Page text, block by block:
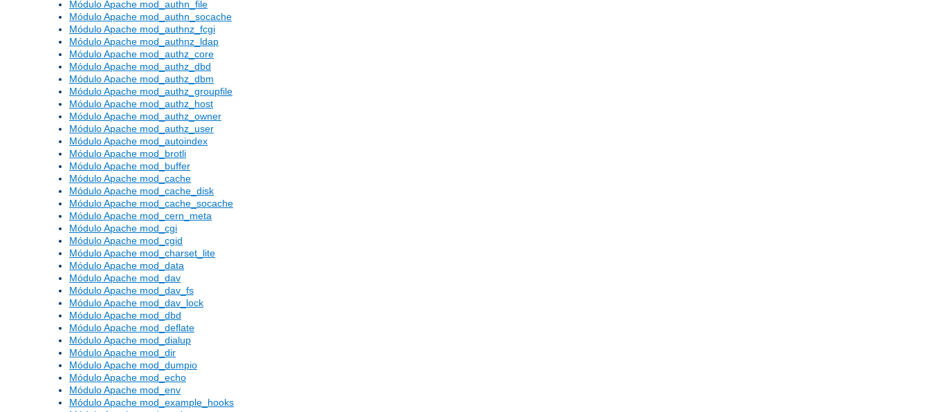
Módulo Apache mod_authn_file
Módulo Apache mod_authn_socache
Módulo Apache mod_authnz_fcgi
Módulo Apache mod_authnz_ldap
Módulo Apache mod_authz_core
Módulo Apache mod_authz_dbd
Módulo Apache mod_authz_dbm
Módulo Apache mod_authz_groupfile
Módulo Apache mod_authz_host
Módulo Apache mod_authz_owner
Módulo Apache mod_authz_user
Módulo Apache mod_autoindex
Módulo Apache mod_brotli
Módulo Apache mod_buffer
Módulo Apache mod_cache
Módulo Apache mod_cache_disk
Módulo Apache mod_cache_socache
Módulo Apache mod_cern_meta
Módulo Apache mod_cgi
Módulo Apache mod_cgid
Módulo Apache mod_charset_lite
Módulo Apache mod_data
Módulo Apache mod_dav
Módulo Apache mod_dav_fs
Módulo Apache mod_dav_lock
Módulo Apache mod_dbd
Módulo Apache mod_deflate
Módulo Apache mod_dialup
Módulo Apache mod_dir
Módulo Apache mod_dumpio
Módulo Apache mod_echo
Módulo Apache mod_env
Módulo Apache mod_example_hooks